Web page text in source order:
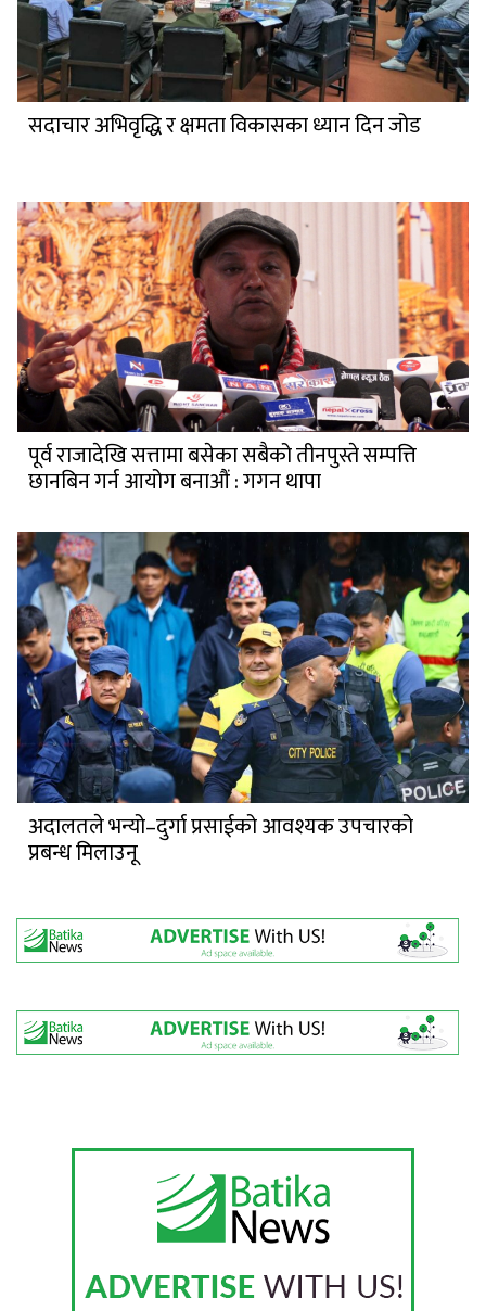
सदाचार अभिवृद्धि र क्षमता विकासका ध्यान दिन जोड
पूर्व राजादेखि सत्तामा बसेका सबैको तीनपुस्ते सम्पत्ति
छानबिन गर्न आयोग बनाऔं : गगन थापा
अदालतले भन्यो–दुर्गा प्रसाईको आवश्यक उपचारको
प्रबन्ध मिलाउनू